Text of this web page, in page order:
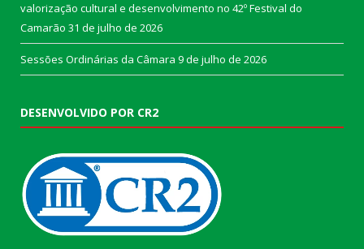
valorização cultural e desenvolvimento no 42º Festival do
Camarão 31 de julho de 2026
Sessões Ordinárias da Câmara 9 de julho de 2026
DESENVOLVIDO POR CR2